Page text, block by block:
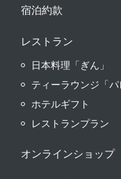
宿泊約款
レストラン
日本料理「ぎん」
ティーラウンジ「パ
ホテルギフト
レストランプラン
オンラインショップ